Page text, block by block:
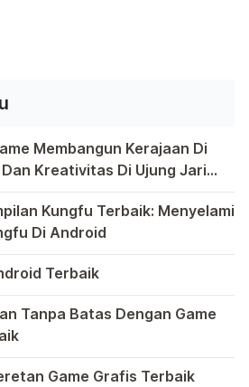
melakukan pemindahan
proses ini, ada baiknya […]
Membangun Kerajaan Di
Kreativitas Di Ujung Jari
Android telah menjadi bagian
Kungfu Terbaik: Menyelami
Di Android
pengalaman yang
Terbaik
yang kaya dengan berbagai jenis
Tanpa Batas Dengan Game
game Android, ada satu genre
Game Grafis Terbaik